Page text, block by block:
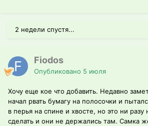
2 недели спустя...
Fiodos
Опубликовано 5 июля
Хочу еще кое что добавить. Недавно
начал рвать бумагу на полосочки и
в перья на спине и хвосте, но это ни разу
сделать и они не держались там. Самка